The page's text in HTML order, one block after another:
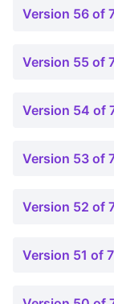
Version 56 of
Version 55 of
Version 54 of
Version 53 of
Version 52 of
Version 51 of